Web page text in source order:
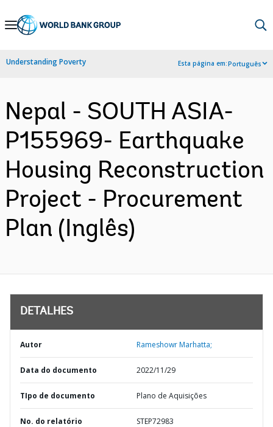
Skip
Navigation
Understanding Poverty Esta página em:Português
Nepal - SOUTH ASIA-
P155969- Earthquake
Housing Reconstruction
Project - Procurement
Plan (Inglês)
DETALHES
Autor Rameshowr Marhatta;
Data do documento 2022/11/29
TIpo de documento Plano de Aquisições
No. do relatório STEP72983